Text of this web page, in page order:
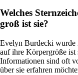
Welches
groß ist sie?
Evelyn Burdecki wurde
auf ihre Körpergröße ist
Informationen sind oft
über sie erfahren